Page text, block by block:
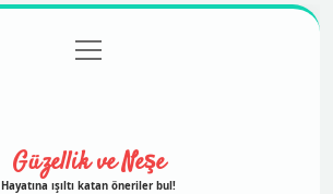
Gizlilik Politikası
menüyü
aç
Güzellik ve Neşe
Hayatına ışıltı katan öneriler bul!